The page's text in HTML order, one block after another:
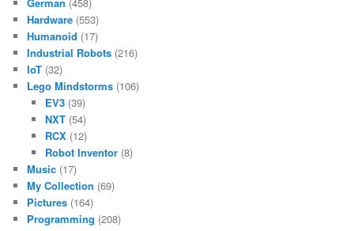
Hardware (553)
Humanoid (17)
Industrial Robots (216)
IoT (32)
Lego Mindstorms (106)
EV3(39)
NXT(54)
RCX(12)
Robot Inventor(8)
Music (17)
My Collection (69)
Pictures (164)
Programming (208)